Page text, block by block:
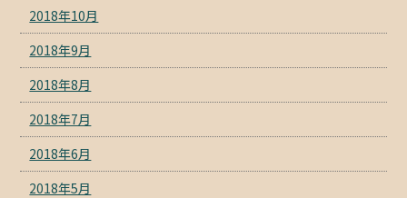
2018年10月
2018年9月
2018年8月
2018年7月
2018年6月
2018年5月